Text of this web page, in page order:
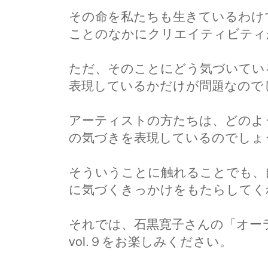
その命を私たちも生きているわ
ことのなかにクリエイティビテ
ただ、そのことにどう気づいて
表現しているかだけが問題なので
アーティストの方たちは、どの
の気づきを表現しているのでしょ
そういうことに触れることでも
に気づくきっかけをもたらして
それでは、石黒寛子さんの「オ
vol.９をお楽しみください。